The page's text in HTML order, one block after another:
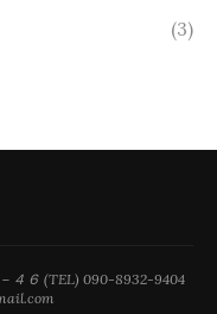
(3)
４６ (TEL) 090-8932-9404